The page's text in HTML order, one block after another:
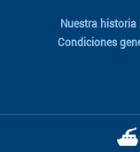
Nuestra historia
Condiciones
⛴